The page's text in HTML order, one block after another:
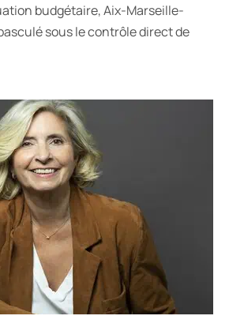
budgétaire, Aix-Marseille-
sous le contrôle direct de